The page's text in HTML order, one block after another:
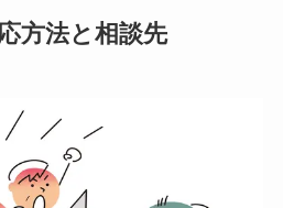
方法と相談先